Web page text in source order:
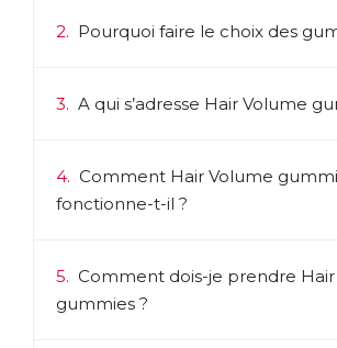
2. Pourquoi faire le choix des
3. A qui s’adresse Hair Volume
4. Comment Hair Volume
fonctionne-t-il ?
5. Comment dois-je prendre
gummies ?